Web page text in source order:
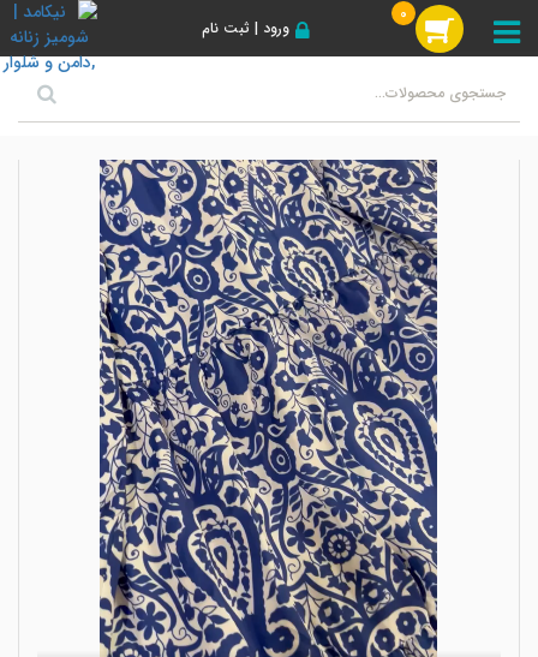
ورود | ثبت نام
0